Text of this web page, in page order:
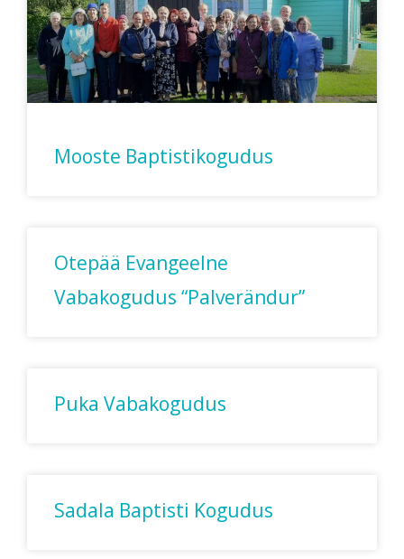
Mooste Baptistikogudus
Otepää Evangeelne
Vabakogudus “Palverändur”
Puka Vabakogudus
Sadala Baptisti Kogudus